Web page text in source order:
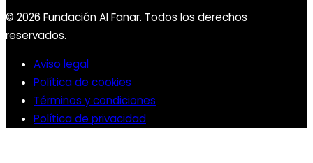
© 2026 Fundación Al Fanar. Todos los derechos
reservados.
Aviso legal
Política de cookies
Términos y condiciones
Política de privacidad